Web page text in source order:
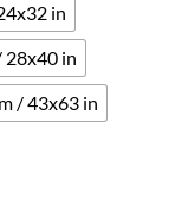
in
28x40 in
/ 43x63 in